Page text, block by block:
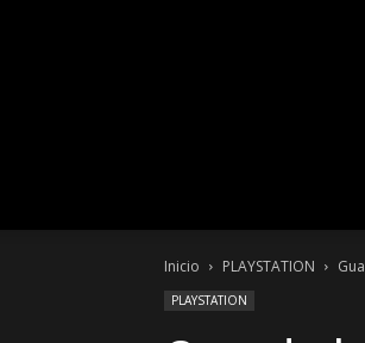
Inicio PLAYSTATION
PLAYSTATION